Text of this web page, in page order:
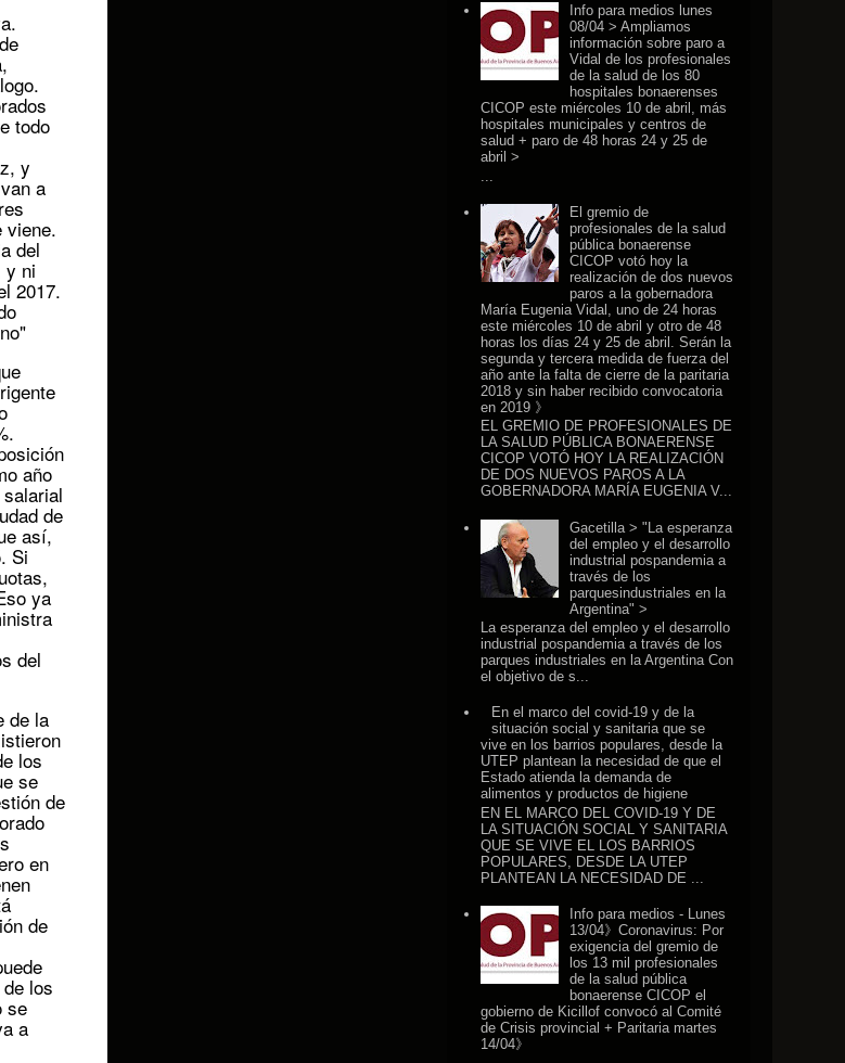
todo
y
a
viene.
del
y ni
2017.
año
de
así,
Si
ya
del
de la
los
se
de
en
de
los
se
a
Info para medios lunes
08/04 > Ampliamos
información sobre paro a
Vidal de los profesionales
de la salud de los 80
hospitales bonaerenses
CICOP este miércoles 10 de abril, más
hospitales municipales y centros de
salud + paro de 48 horas 24 y 25 de
abril >
El gremio de
profesionales de la salud
pública bonaerense
CICOP votó hoy la
realización de dos nuevos
paros a la gobernadora
María Eugenia Vidal, uno de 24 horas
este miércoles 10 de abril y otro de 48
horas los días 24 y 25 de abril. Serán la
segunda y tercera medida de fuerza del
año ante la falta de cierre de la paritaria
2018 y sin haber recibido convocatoria
en 2019 》
EL GREMIO DE PROFESIONALES DE
LA SALUD PÚBLICA BONAERENSE
CICOP VOTÓ HOY LA REALIZACIÓN
DE DOS NUEVOS PAROS A LA
GOBERNADORA MARÍA EUGENIA V...
Gacetilla > "La esperanza
del empleo y el desarrollo
industrial pospandemia a
través de los
parquesindustriales en la
Argentina" >
La esperanza del empleo y el desarrollo
industrial pospandemia a través de los
parques industriales en la Argentina Con
el objetivo de s...
En el marco del covid-19 y de la
situación social y sanitaria que se
vive en los barrios populares, desde la
UTEP plantean la necesidad de que el
Estado atienda la demanda de
alimentos y productos de higiene
EN EL MARCO DEL COVID-19 Y DE
LA SITUACIÓN SOCIAL Y SANITARIA
QUE SE VIVE EL LOS BARRIOS
POPULARES, DESDE LA UTEP
PLANTEAN LA NECESIDAD DE ...
Info para medios - Lunes
13/04》Coronavirus: Por
exigencia del gremio de
los 13 mil profesionales
de la salud pública
bonaerense CICOP el
gobierno de Kicillof convocó al Comité
de Crisis provincial + Paritaria martes
14/04》